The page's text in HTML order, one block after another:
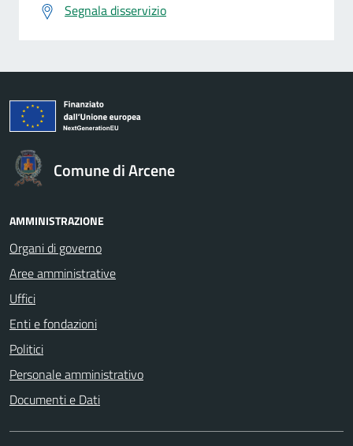
Segnala disservizio
Comune di Arcene
AMMINISTRAZIONE
Organi di governo
Aree amministrative
Uffici
Enti e fondazioni
Politici
Personale amministrativo
Documenti e Dati